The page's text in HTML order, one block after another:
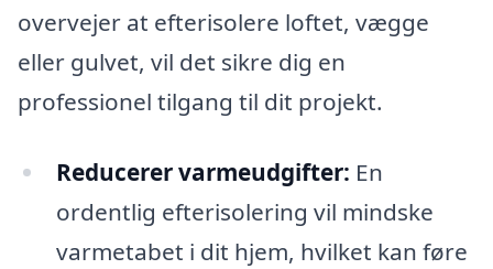
overvejer at efterisolere loftet, vægge
eller gulvet, vil det sikre dig en
professionel tilgang til dit projekt.
Reducerer varmeudgifter: En
ordentlig efterisolering vil mindske
varmetabet i dit hjem, hvilket kan føre